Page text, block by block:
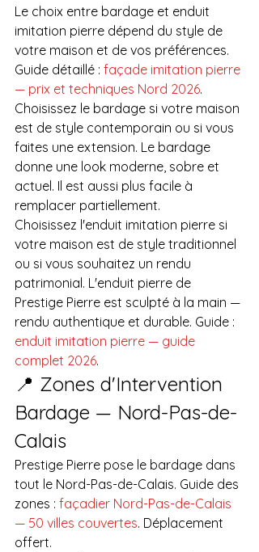
Le choix entre bardage et enduit
imitation pierre dépend du style de
votre maison et de vos préférences.
Guide détaillé : façade imitation pierre
— prix et techniques Nord 2026.
Choisissez le bardage si votre maison
est de style contemporain ou si vous
faites une extension. Le bardage
donne une look moderne, sobre et
actuel. Il est aussi plus facile à
remplacer partiellement.
Choisissez l'enduit imitation pierre si
votre maison est de style traditionnel
ou si vous souhaitez un rendu
patrimonial. L'enduit pierre de
Prestige Pierre est sculpté à la main —
rendu authentique et durable. Guide :
enduit imitation pierre — guide
complet 2026.
📍 Zones d'Intervention
Bardage — Nord-Pas-de-
Calais
Prestige Pierre pose le bardage dans
tout le Nord-Pas-de-Calais. Guide des
zones : façadier Nord-Pas-de-Calais
— 50 villes couvertes. Déplacement
offert.